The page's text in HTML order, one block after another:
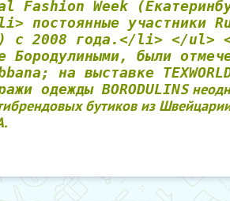
Fashion Week
постоянные участники
с 2008 года.</li> </ul>
Бородулиными, были
на выставке
одежды BORODULINS
бутиков из